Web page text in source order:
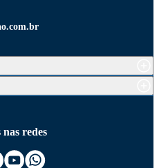
nas redes